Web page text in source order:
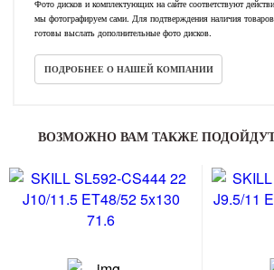
Фото дисков и комплектующих на сайте соответствуют
мы фотографируем сами. Для подтверждения наличия
готовы выслать дополнительные фото дисков.
ПОДРОБНЕЕ О НАШЕЙ КОМПАНИИ
ВОЗМОЖНО ВАМ ТАКЖЕ